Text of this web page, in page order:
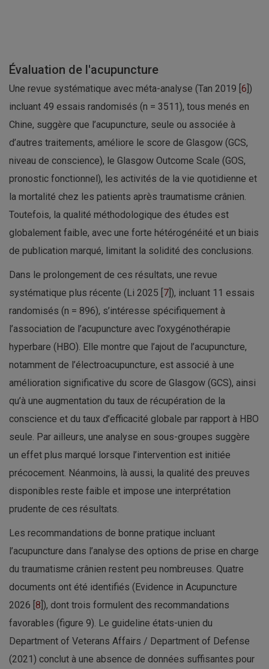
Évaluation de l'acupuncture
Une revue systématique avec méta-analyse (Tan 2019 [ 6 ])
incluant 49 essais randomisés (n = 3511), tous menés en
Chine, suggère que l’acupuncture, seule ou associée à
d’autres traitements, améliore le score de Glasgow (GCS,
niveau de conscience), le Glasgow Outcome Scale (GOS,
pronostic fonctionnel), les activités de la vie quotidienne et
la mortalité chez les patients après traumatisme crânien.
Toutefois, la qualité méthodologique des études est
globalement faible, avec une forte hétérogénéité et un biais
de publication marqué, limitant la solidité des conclusions.
Dans le prolongement de ces résultats, une revue
systématique plus récente (Li 2025 [ 7 ]), incluant 11 essais
randomisés (n = 896), s’intéresse spécifiquement à
l’association de l’acupuncture avec l’oxygénothérapie
hyperbare (HBO). Elle montre que l’ajout de l’acupuncture,
notamment de l’électroacupuncture, est associé à une
amélioration significative du score de Glasgow (GCS), ainsi
qu’à une augmentation du taux de récupération de la
conscience et du taux d’efficacité globale par rapport à HBO
seule. Par ailleurs, une analyse en sous-groupes suggère
un effet plus marqué lorsque l’intervention est initiée
précocement. Néanmoins, là aussi, la qualité des preuves
disponibles reste faible et impose une interprétation
prudente de ces résultats.
Les recommandations de bonne pratique incluant
l’acupuncture dans l’analyse des options de prise en charge
du traumatisme crânien restent peu nombreuses. Quatre
documents ont été identifiés (Evidence in Acupuncture
2026 [ 8 ]), dont trois formulent des recommandations
favorables (figure 9). Le guideline états-unien du
Department of Veterans Affairs / Department of Defense
(2021) conclut à une absence de données suffisantes pour